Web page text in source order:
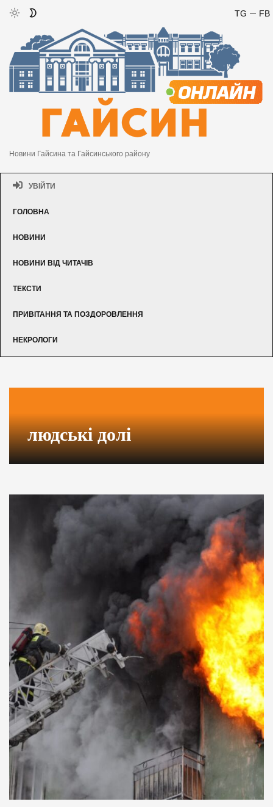
FB
TG
Новини Гайсина та Гайсинського району
УВІЙТИ
ГОЛОВНА
НОВИНИ
НОВИНИ ВІД ЧИТАЧІВ
ТЕКСТИ
ПРИВІТАННЯ ТА ПОЗДОРОВЛЕННЯ
НЕКРОЛОГИ
людські долі